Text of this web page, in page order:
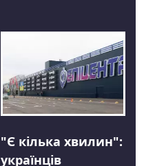
"Є кілька хвилин":
українців